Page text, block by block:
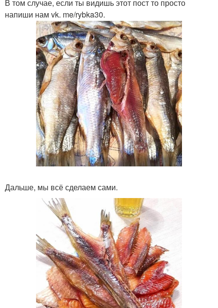
В том случае, если ты видишь этот пост то просто
напиши нам vk. me/rybka30.
Дальше, мы всё сделаем сами.